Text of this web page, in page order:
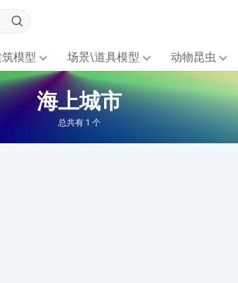
模型 场景\道具模型 动物昆虫
海上城市
总共有 1 个